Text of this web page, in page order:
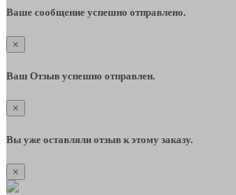
Ваше сообщение успешно отправлено.
×
Ваш Отзыв успешно отправлен.
×
Вы уже оставляли отзыв к этому заказу.
×